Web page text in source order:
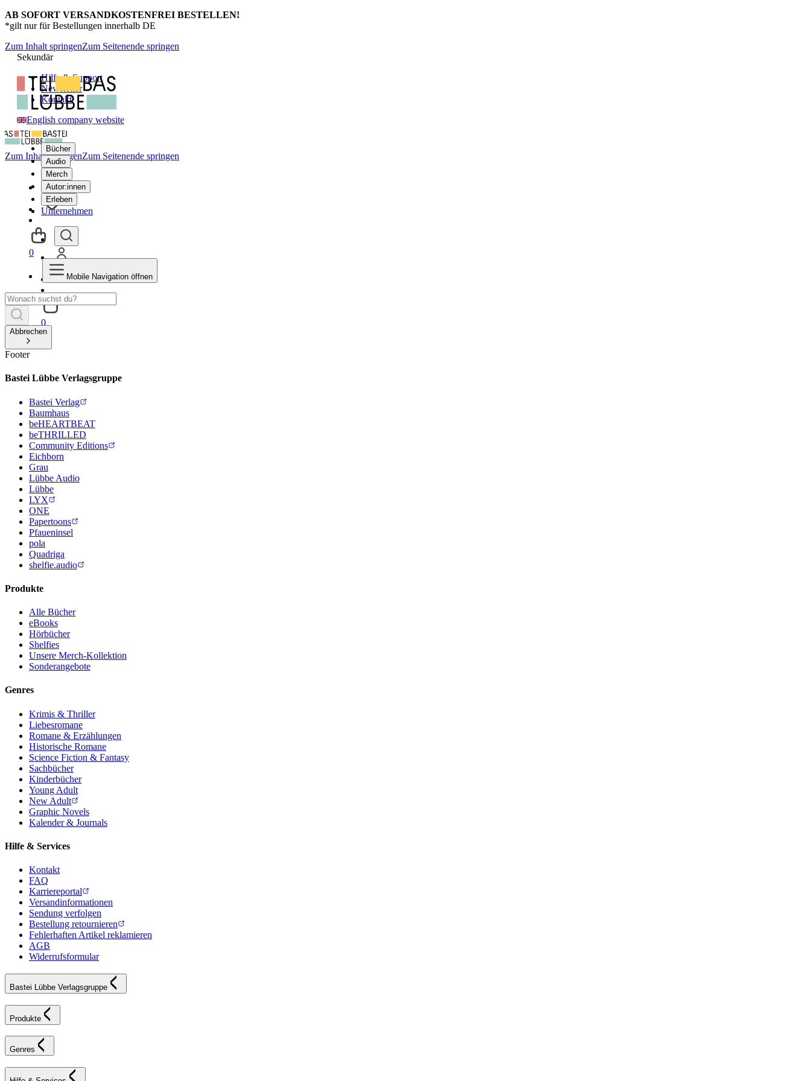
AB SOFORT VERSANDKOSTENFREI BESTELLEN!
*gilt nur für Bestellungen innerhalb DE
Zum Inhalt springenZum Seitenende springen
Sekundär
Hilfe & Support
Newsletter
Kontakt
English company website
Bücher
Audio
Merch
Autor:innen
Erleben
Unternehmen
0
Zum Inhalt springenZum Seitenende springen
0
Mobile Navigation öffnen
Abbrechen
Footer
Bastei Lübbe Verlagsgruppe
Bastei Verlag
Baumhaus
beHEARTBEAT
beTHRILLED
Community Editions
Eichborn
Grau
Lübbe Audio
Lübbe
LYX
ONE
Papertoons
Pfaueninsel
pola
Quadriga
shelfie.audio
Produkte
Alle Bücher
eBooks
Hörbücher
Shelfies
Unsere Merch-Kollektion
Sonderangebote
Genres
Krimis & Thriller
Liebesromane
Romane & Erzählungen
Historische Romane
Science Fiction & Fantasy
Sachbücher
Kinderbücher
Young Adult
New Adult
Graphic Novels
Kalender & Journals
Hilfe & Services
Kontakt
FAQ
Karriereportal
Versandinformationen
Sendung verfolgen
Bestellung retournieren
Fehlerhaften Artikel reklamieren
AGB
Widerrufsformular
Bastei Lübbe Verlagsgruppe
Produkte
Genres